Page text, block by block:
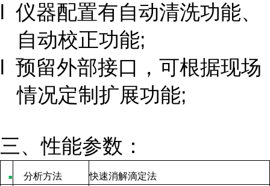
l 仪器配置有自动清洗功能、
自动校正功能;
l 预留外部接口，可根据现场
情况定制扩展功能;
三、性能参数：
■ 分析方法 快速消解滴定法